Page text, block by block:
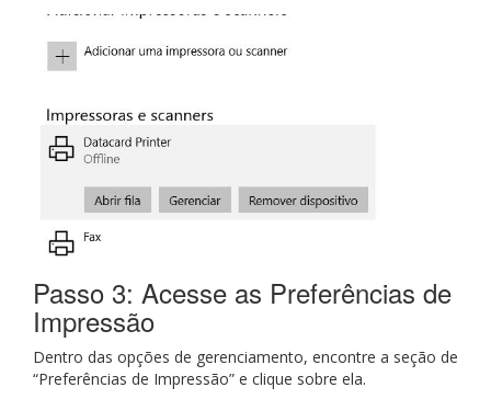
Passo 3: Acesse as Preferências de
Impressão
Dentro das opções de gerenciamento, encontre a seção de
“Preferências de Impressão” e clique sobre ela.